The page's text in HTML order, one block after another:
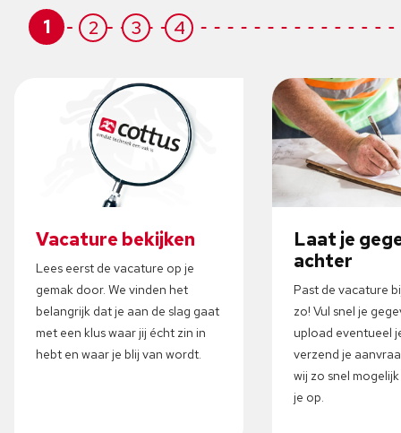
Vacature bekijken
Lees eerst de vacature op je
gemak door. We vinden het
belangrijk dat je aan de slag gaat
met een klus waar jij écht zin in
hebt en waar je blij van wordt.
Laat je
achter
Past de vacature
zo! Vul snel je
upload eventueel
verzend je
wij zo snel
je op.
1 2 3 4